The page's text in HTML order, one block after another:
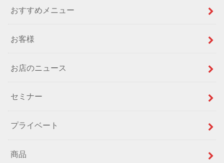
おすすめメニュー
お客様
お店のニュース
セミナー
プライベート
商品